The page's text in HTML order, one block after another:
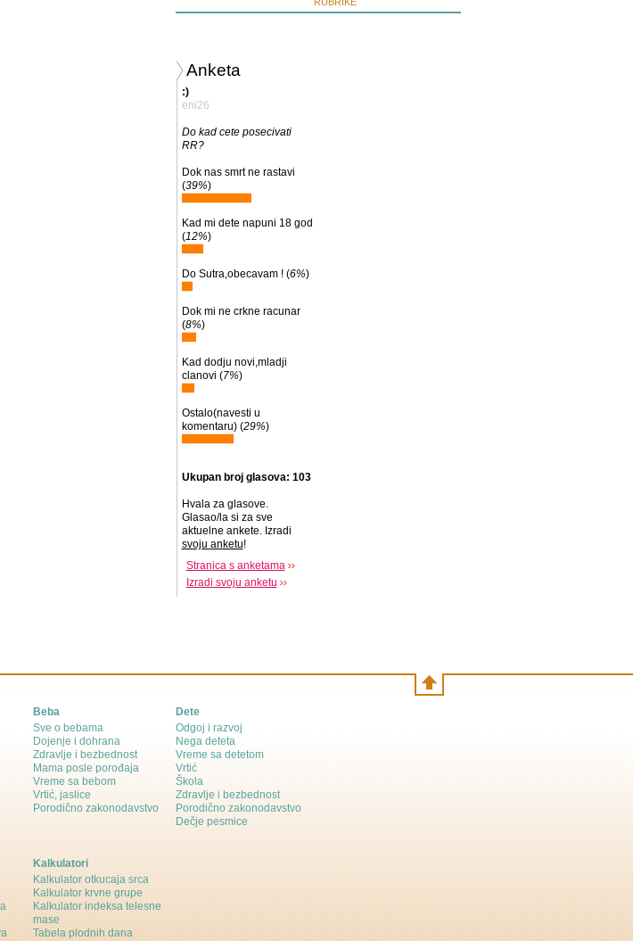
Anketa
:)
eni26
Do kad cete posecivati
RR?
Dok nas smrt ne rastavi
(39%)
Kad mi dete napuni 18 god
(12%)
Do Sutra,obecavam ! (6%)
Dok mi ne crkne racunar
(8%)
Kad dodju novi,mladji
clanovi (7%)
Ostalo(navesti u
komentaru) (29%)
Ukupan broj glasova: 103
Hvala za glasove.
Glasao/la si za sve
aktuelne ankete. Izradi
svoju anketu!
Stranica s anketama
Izradi svoju anketu
Beba
Sve o bebama
Dojenje i dohrana
Zdravlje i bezbednost
Mama posle porođaja
Vreme sa bebom
Vrtić, jaslice
Porodično zakonodavstvo
Dete
Odgoj i razvoj
Nega deteta
Vreme sa detetom
Vrtić
Škola
Zdravlje i bezbednost
Porodično zakonodavstvo
Dečje pesmice
Kalkulatori
Kalkulator otkucaja srca
Kalkulator krvne grupe
Kalkulator indeksa telesne
mase
Tabela plodnih dana